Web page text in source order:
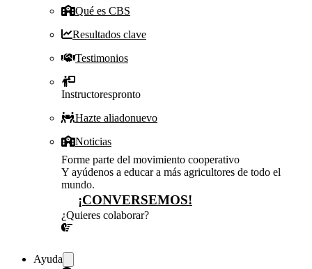
Qué es CBS
Resultados clave
Testimonios
Instructorespronto
Hazte aliadonuevo
Noticias
Forme parte del movimiento cooperativo
Y ayúdenos a educar a más agricultores de todo el
mundo.
¡CONVERSEMOS!
¿Quieres colaborar?
Ayuda